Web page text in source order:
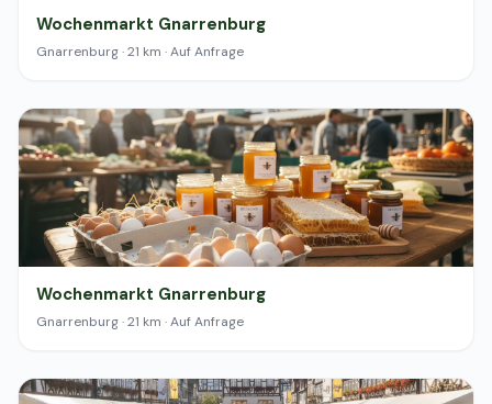
Wochenmarkt Gnarrenburg
Gnarrenburg · 21 km · Auf Anfrage
Wochenmarkt Gnarrenburg
Gnarrenburg · 21 km · Auf Anfrage